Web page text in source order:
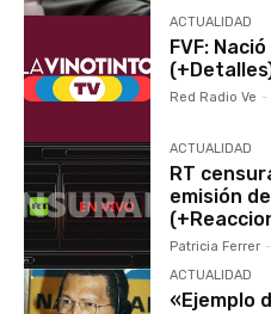
ACTUALIDAD
FVF:
Red Radio Ve -
ACTUALIDAD
RT
emisión
Patricia Ferrer -
ACTUALIDAD
«Ejemplo